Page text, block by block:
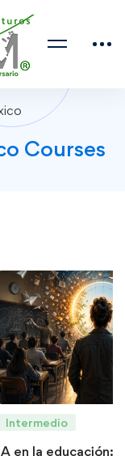
Courses
Intermedio
en la educación: